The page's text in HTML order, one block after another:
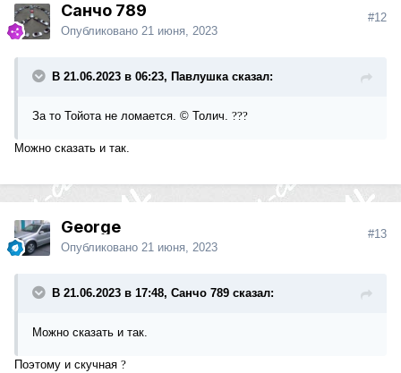
Санчо 789
Опубликовано 21 июня, 2023
#12
В 21.06.2023 в 06:23, Павлушка сказал:
За то Тойота не ломается. © Толич. ???
Можно сказать и так.
George
Опубликовано 21 июня, 2023
#13
В 21.06.2023 в 17:48, Санчо 789 сказал:
Можно сказать и так.
Поэтому и скучная ?